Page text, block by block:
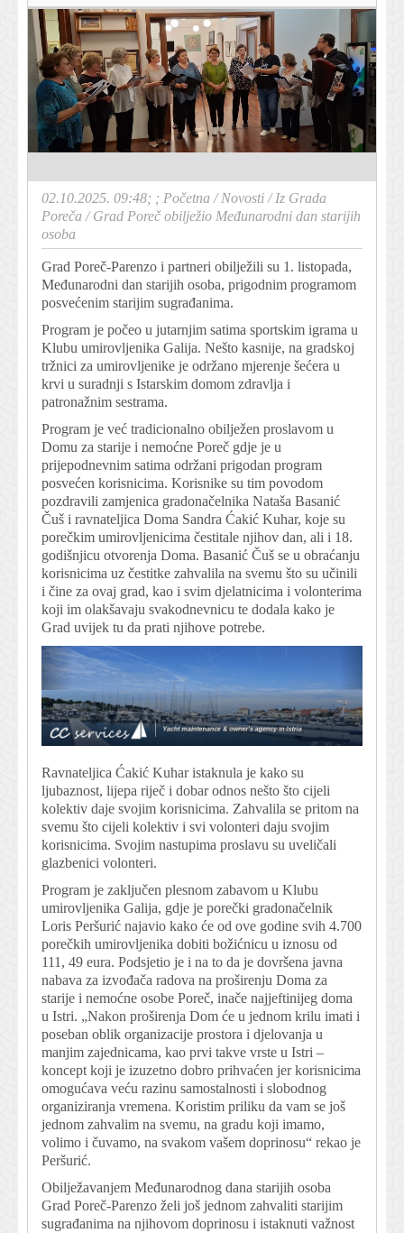
02.10.2025. 09:48; ; Početna /Novosti /Iz Grada
Poreča /Grad Poreč obilježio Međunarodni dan starijih
osoba
Grad Poreč-Parenzo i partneri obilježili su 1. listopada,
Međunarodni dan starijih osoba, prigodnim programom
posvećenim starijim sugrađanima.
Program je počeo u jutarnjim satima sportskim igrama u
Klubu umirovljenika Galija. Nešto kasnije, na gradskoj
tržnici za umirovljenike je održano mjerenje šećera u
krvi u suradnji s Istarskim domom zdravlja i
patronažnim sestrama.
Program je već tradicionalno obilježen proslavom u
Domu za starije i nemoćne Poreč gdje je u
prijepodnevnim satima održani prigodan program
posvećen korisnicima. Korisnike su tim povodom
pozdravili zamjenica gradonačelnika Nataša Basanić
Čuš i ravnateljica Doma Sandra Ćakić Kuhar, koje su
porečkim umirovljenicima čestitale njihov dan, ali i 18.
godišnjicu otvorenja Doma. Basanić Čuš se u obraćanju
korisnicima uz čestitke zahvalila na svemu što su učinili
i čine za ovaj grad, kao i svim djelatnicima i volonterima
koji im olakšavaju svakodnevnicu te dodala kako je
Grad uvijek tu da prati njihove potrebe.
Ravnateljica Ćakić Kuhar istaknula je kako su
ljubaznost, lijepa riječ i dobar odnos nešto što cijeli
kolektiv daje svojim korisnicima. Zahvalila se pritom na
svemu što cijeli kolektiv i svi volonteri daju svojim
korisnicima. Svojim nastupima proslavu su uveličali
glazbenici volonteri.
Program je zaključen plesnom zabavom u Klubu
umirovljenika Galija, gdje je porečki gradonačelnik
Loris Peršurić najavio kako će od ove godine svih 4.700
porečkih umirovljenika dobiti božićnicu u iznosu od
111, 49 eura. Podsjetio je i na to da je dovršena javna
nabava za izvođača radova na proširenju Doma za
starije i nemoćne osobe Poreč, inače najjeftinijeg doma
u Istri. „Nakon proširenja Dom će u jednom krilu imati i
poseban oblik organizacije prostora i djelovanja u
manjim zajednicama, kao prvi takve vrste u Istri –
koncept koji je izuzetno dobro prihvaćen jer korisnicima
omogućava veću razinu samostalnosti i slobodnog
organiziranja vremena. Koristim priliku da vam se još
jednom zahvalim na svemu, na gradu koji imamo,
volimo i čuvamo, na svakom vašem doprinosu“ rekao je
Peršurić.
Obilježavanjem Međunarodnog dana starijih osoba
Grad Poreč-Parenzo želi još jednom zahvaliti starijim
sugrađanima na njihovom doprinosu i istaknuti važnost